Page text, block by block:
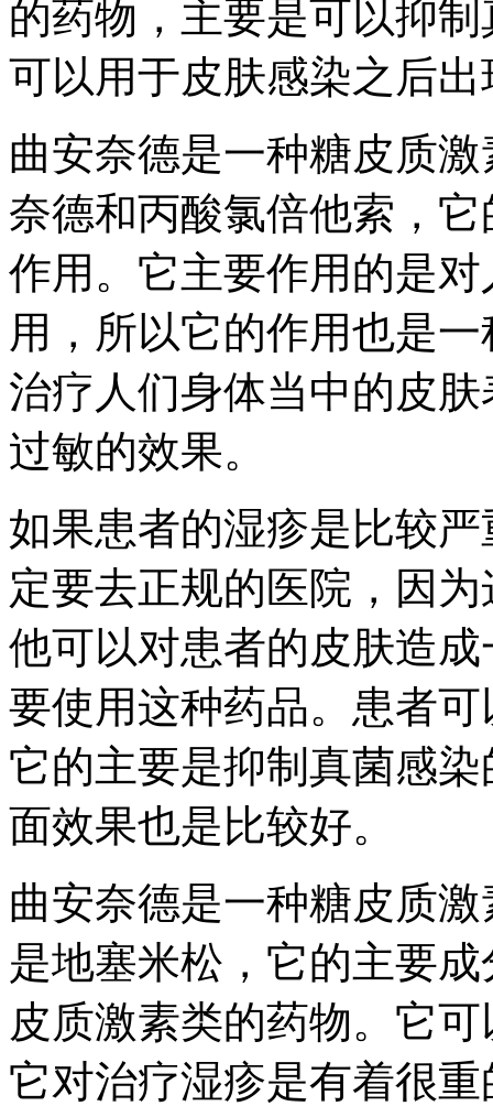
的药物，主要是可以抑
可以用于皮肤感染之后
曲安奈德是一种糖皮质
奈德和丙酸氯倍他索，
作用。它主要作用的是
用，所以它的作用也是
治疗人们身体当中的皮
过敏的效果。
如果患者的湿疹是比较
定要去正规的医院，因
他可以对患者的皮肤造
要使用这种药品。患者
它的主要是抑制真菌感
面效果也是比较好。
曲安奈德是一种糖皮质
是地塞米松，它的主要
皮质激素类的药物。它
它对治疗湿疹是有着很